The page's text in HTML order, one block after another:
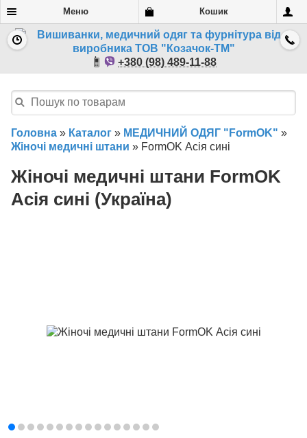
Меню Кошик
+380 (98) 489-11-88
Головна » Каталог » МЕДИЧНИЙ ОДЯГ "FormOK" »
Жіночі медичні штани » FormOK Асія сині
Жіночі медичні штани FormOK
Асія сині (Україна)